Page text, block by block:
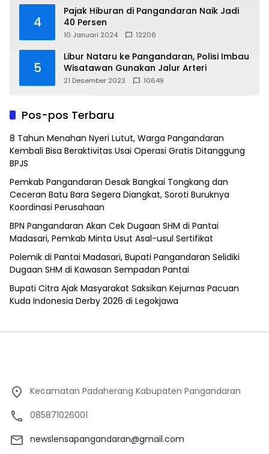
4
Pajak Hiburan di Pangandaran Naik Jadi
40 Persen
10 Januari 2024 12206
5
Libur Nataru ke Pangandaran, Polisi Imbau
Wisatawan Gunakan Jalur Arteri
21 Desember 2023 10649
Pos-pos Terbaru
8 Tahun Menahan Nyeri Lutut, Warga Pangandaran
Kembali Bisa Beraktivitas Usai Operasi Gratis Ditanggung
BPJS
Pemkab Pangandaran Desak Bangkai Tongkang dan
Ceceran Batu Bara Segera Diangkat, Soroti Buruknya
Koordinasi Perusahaan
BPN Pangandaran Akan Cek Dugaan SHM di Pantai
Madasari, Pemkab Minta Usut Asal-usul Sertifikat
Polemik di Pantai Madasari, Bupati Pangandaran Selidiki
Dugaan SHM di Kawasan Sempadan Pantai
Bupati Citra Ajak Masyarakat Saksikan Kejurnas Pacuan
Kuda Indonesia Derby 2026 di Legokjawa
Kecamatan Padaherang Kabupaten Pangandaran
085871026001
newslensapangandaran@gmail.com